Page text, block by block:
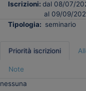
Iscrizioni: dal 08/07/
al 09/09/
Tipologia: seminario
Priorità iscrizioni
Note
nessuna